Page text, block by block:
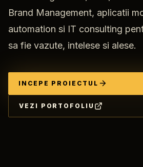
Brand Management, aplicatii
automation si IT consulting
sa fie vazute, intelese si alese.
INCEPE PROIECTUL
VEZI PORTOFOLIU